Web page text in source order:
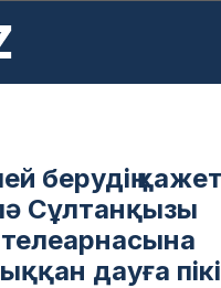
берудің
Сұлтанқызы
дауға